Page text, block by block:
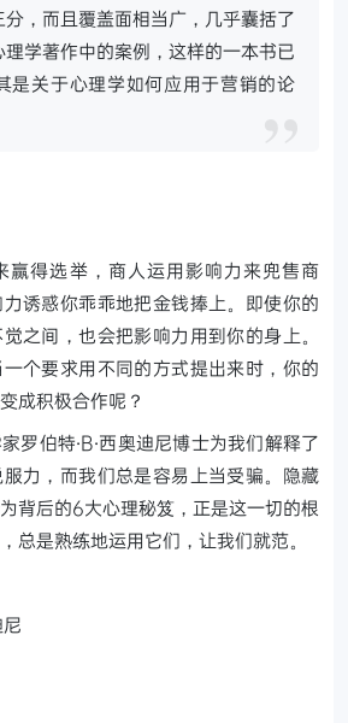
，而且覆盖面相当广，几乎囊括了
学著作中的案例，这样的一本书已
是关于心理学如何应用于营销的论
赢得选举，商人运用影响力来兜售商
诱惑你乖乖地把金钱捧上。即使你的
之间，也会把影响力用到你的身上。
个要求用不同的方式提出来时，你的
成积极合作呢？
罗伯特·B·西奥迪尼博士为我们解释了
力，而我们总是容易上当受骗。隐藏
背后的6大心理秘笈，正是这一切的根
总是熟练地运用它们，让我们就范。